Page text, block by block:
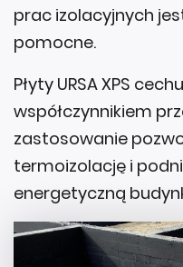
prac izolacyjnych
pomocne.
Płyty URSA XPS
współczynnikiem
zastosowanie
termoizolację i
energetyczną